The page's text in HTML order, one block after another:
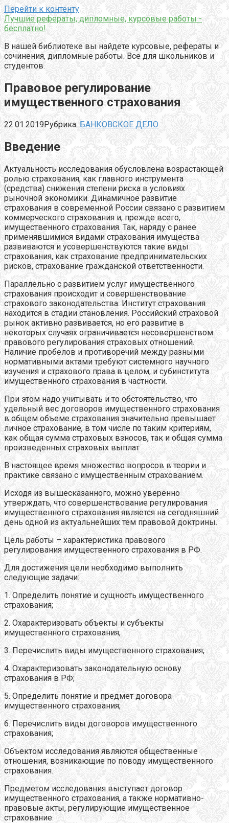
Перейти к контенту
Лучшие рефераты, дипломные, курсовые работы -
бесплатно!
В нашей библиотеке вы найдете курсовые, рефераты и
сочинения, дипломные работы. Все для школьников и
студентов.
Правовое регулирование
имущественного страхования
22.01.2019Рубрика: БАНКОВСКОЕ ДЕЛО
Введение
Актуальность исследования обусловлена возрастающей
ролью страхования, как главного инструмента
(средства) снижения степени риска в условиях
рыночной экономики. Динамичное развитие
страхования в современной России связано с развитием
коммерческого страхования и, прежде всего,
имущественного страхования. Так, наряду с ранее
применявшимися видами страхования имущества
развиваются и усовершенствуются такие виды
страхования, как страхование предпринимательских
рисков, страхование гражданской ответственности.
Параллельно с развитием услуг имущественного
страхования происходит и совершенствование
страхового законодательства. Институт страхования
находится в стадии становления. Российский страховой
рынок активно развивается, но его развитие в
некоторых случаях ограничивается несовершенством
правового регулирования страховых отношений.
Наличие пробелов и противоречий между разными
нормативными актами требуют системного научного
изучения и страхового права в целом, и субинститута
имущественного страхования в частности.
При этом надо учитывать и то обстоятельство, что
удельный вес договоров имущественного страхования
в общем объеме страхования значительно превышает
личное страхование, в том числе по таким критериям,
как общая сумма страховых взносов, так и общая сумма
произведенных страховых выплат
В настоящее время множество вопросов в теории и
практике связано с имущественным страхованием.
Исходя из вышесказанного, можно уверенно
утверждать, что совершенствование регулирования
имущественного страхования является на сегодняшний
день одной из актуальнейших тем правовой доктрины.
Цель работы – характеристика правового
регулирования имущественного страхования в РФ.
Для достижения цели необходимо выполнить
следующие задачи:
1. Определить понятие и сущность имущественного
страхования;
2. Охарактеризовать объекты и субъекты
имущественного страхования;
3. Перечислить виды имущественного страхования;
4. Охарактеризовать законодательную основу
страхования в РФ;
5. Определить понятие и предмет договора
имущественного страхования;
6. Перечислить виды договоров имущественного
страхования;
Объектом исследования являются общественные
отношения, возникающие по поводу имущественного
страхования.
Предметом исследования выступает договор
имущественного страхования, а также нормативно-
правовые акты, регулирующие имущественное
страхование.